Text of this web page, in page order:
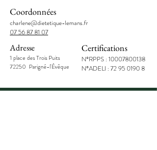
Coordonnées
charlene@dietetique-lemans.fr
07 56 87 81 07
Adresse
1 place des Trois Puits
72250 Parigné-l'Évêque
Certifications
N°RPPS :10007800138
N°ADELI :72 95 0190 8